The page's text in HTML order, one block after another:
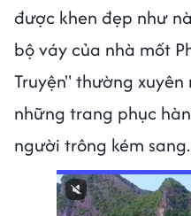
được khen đẹp như
bộ váy của nhà mốt
Truyện" thường
những trang phục
người trông kém sang.